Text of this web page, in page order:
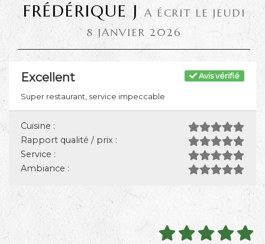
FRÉDÉRIQUE J
A ÉCRIT LE JEUDI
8 JANVIER 2026
Avis vérifié
Excellent
Super restaurant, service impeccable
Cuisine :
Rapport qualité / prix :
Service :
Ambiance :